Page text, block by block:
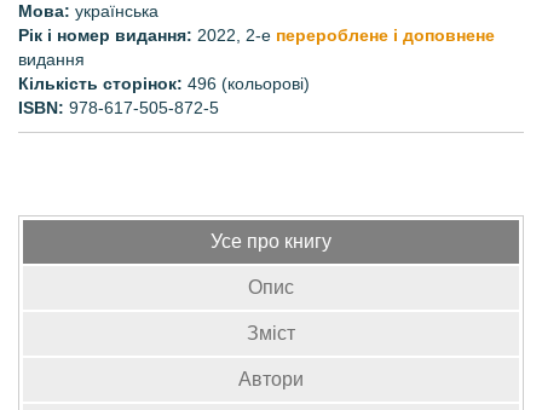
Мова: українська
Рік і номер видання: 2022, 2-е перероблене і доповнене
видання
Кількість сторінок: 496 (кольорові)
ISBN: 978-617-505-872-5
Усе про книгу
Опис
Зміст
Автори